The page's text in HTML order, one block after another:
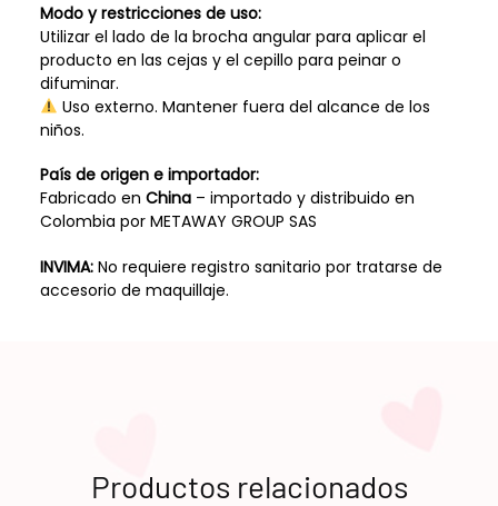
Modo y restricciones de uso:
Utilizar el lado de la brocha angular para aplicar el
producto en las cejas y el cepillo para peinar o
difuminar.
Uso externo. Mantener fuera del alcance de los
niños.
País de origen e importador:
Fabricado en China– importado y distribuido en
Colombia por METAWAY GROUP SAS
INVIMA:No requiere registro sanitario por tratarse de
accesorio de maquillaje.
Productos relacionados